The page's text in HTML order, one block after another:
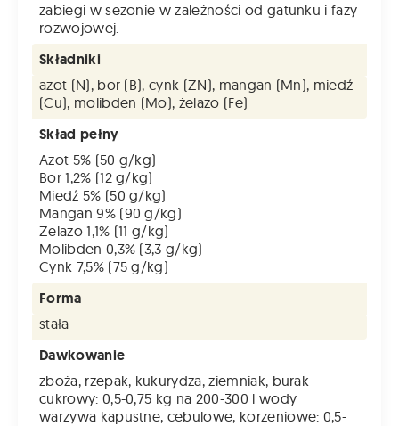
zabiegi w sezonie w zależności od gatunku i fazy
rozwojowej.
Składniki
azot (N), bor (B), cynk (ZN), mangan (Mn), miedź
(Cu), molibden (Mo), żelazo (Fe)
Skład pełny
Azot 5% (50 g/kg)
Bor 1,2% (12 g/kg)
Miedź 5% (50 g/kg)
Mangan 9% (90 g/kg)
Żelazo 1,1% (11 g/kg)
Molibden 0,3% (3,3 g/kg)
Cynk 7,5% (75 g/kg)
Forma
stała
Dawkowanie
zboża, rzepak, kukurydza, ziemniak, burak
cukrowy: 0,5-0,75 kg na 200-300 l wody
warzywa kapustne, cebulowe, korzeniowe: 0,5-